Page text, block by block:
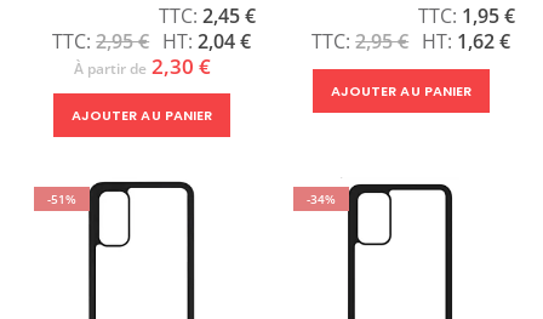
2,95 €
Prix
Spécial
2,45 €
2,04 €
À partir de 2,30 €
AJOUTER AU PANIER
2,95 €
Prix
Spécial
1,95 €
1,62 €
AJOUTER AU PANIER
-51% -34%